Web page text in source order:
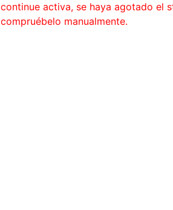
continue activa, se haya agotado el
compruébelo manualmente.